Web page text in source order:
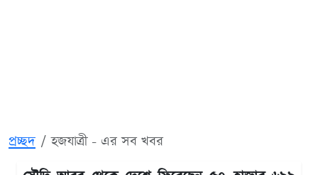
প্রচ্ছদ হজযাত্রী - এর সব খবর